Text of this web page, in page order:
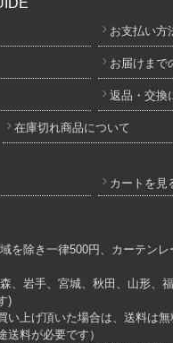
お支払い方
お届けまで
返品・交換
在庫切れ商品について
カートを見
域を除き一律500円、カーテン
、岩手、宮城、秋田、山形、
)
い上げ頂いた場合は、送料は無
料が必要です）